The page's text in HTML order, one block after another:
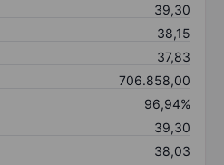
39,30
38,15
37,83
706.858,00
96,94%
39,30
38,03